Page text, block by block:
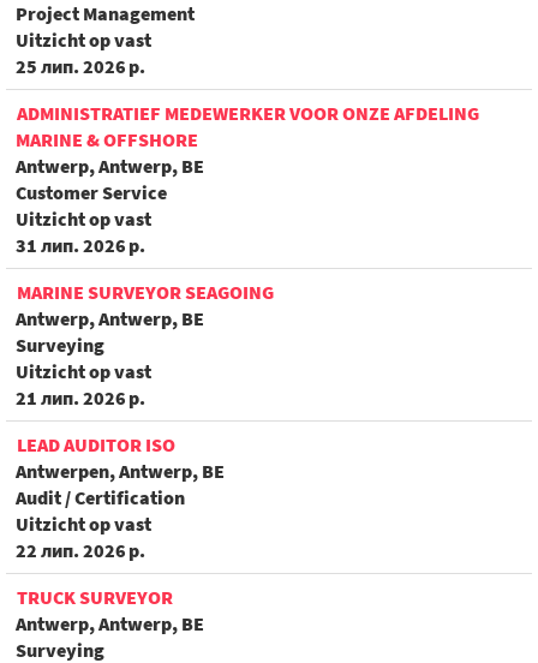
Project Management
Uitzicht op vast
25 лип. 2026 р.
ADMINISTRATIEF MEDEWERKER VOOR ONZE AFDELING
MARINE & OFFSHORE
Antwerp, Antwerp, BE
Customer Service
Uitzicht op vast
31 лип. 2026 р.
MARINE SURVEYOR SEAGOING
Antwerp, Antwerp, BE
Surveying
Uitzicht op vast
21 лип. 2026 р.
LEAD AUDITOR ISO
Antwerpen, Antwerp, BE
Audit / Certification
Uitzicht op vast
22 лип. 2026 р.
TRUCK SURVEYOR
Antwerp, Antwerp, BE
Surveying